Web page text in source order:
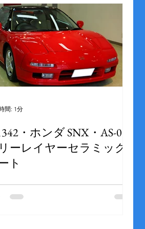
・ホンダ SNX・AS-008
ーレイヤーセラミック
ト
間: 1分